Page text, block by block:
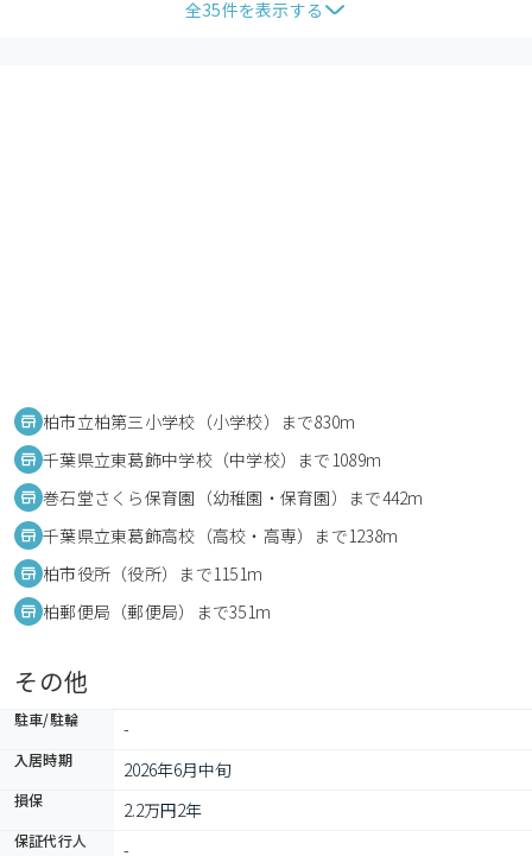
全35件を表示する
柏市立柏第三小学校（小学校）まで830m
千葉県立東葛飾中学校（中学校）まで1089m
巻石堂さくら保育園（幼稚園・保育園）まで442m
千葉県立東葛飾高校（高校・高専）まで1238m
柏市役所（役所）まで1151m
柏郵便局（郵便局）まで351m
その他
駐車/駐輪 -
入居時期 2026年6月中旬
損保 2.2万円2年
保証代行人 -